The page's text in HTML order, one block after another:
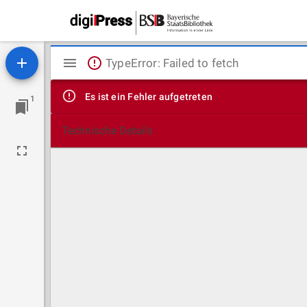
1
Mirador
Viewer
TypeError: Failed to fetch
Es ist ein Fehler aufgetreten
Technische Details